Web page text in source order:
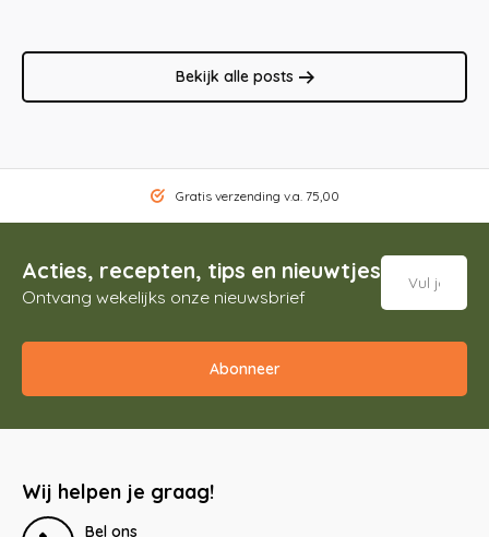
Bekijk alle posts
Gratis verzending v.a. 75,00
Acties, recepten, tips en nieuwtjes
Ontvang wekelijks onze nieuwsbrief
Abonneer
Wij helpen je graag!
Bel ons